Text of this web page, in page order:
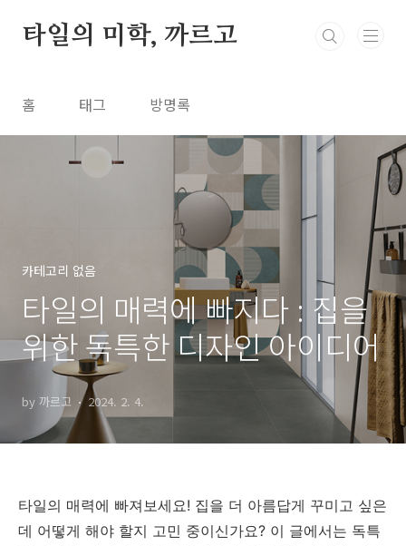
타일의 미학, 까르고
홈 태그 방명록
카테고리 없음
타일의 매력에 빠지다 : 집을
위한 독특한 디자인 아이디어
by 까르고 2024. 2. 4.
타일의 매력에 빠져보세요! 집을 더 아름답게 꾸미고 싶은
데 어떻게 해야 할지 고민 중이신가요? 이 글에서는 독특